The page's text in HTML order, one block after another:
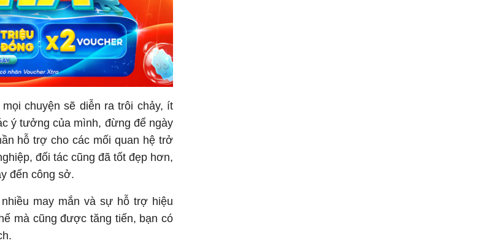
chuyện sẽ diễn ra trôi chảy, ít
ý tưởng của mình, đừng để ngày
hỗ trợ cho các mối quan hệ trở
đối tác cũng đã tốt đẹp hơn,
đến công sở.
may mắn và sự hỗ trợ hiệu
mà cũng được tăng tiến, bạn có